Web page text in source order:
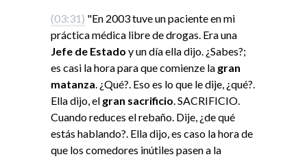
(03:31) "En 2003 tuve un paciente en mi
práctica médica libre de drogas. Era una
Jefe de Estado y un día ella dijo. ¿Sabes?;
es casi la hora para que comienze la gran
matanza. ¿Qué?. Eso es lo que le dije, ¿qué?.
Ella dijo, el gran sacrificio. SACRIFICIO.
Cuando reduces el rebaño. Dije, ¿de qué
estás hablando?. Ella dijo, es caso la hora de
que los comedores inútiles pasen a la